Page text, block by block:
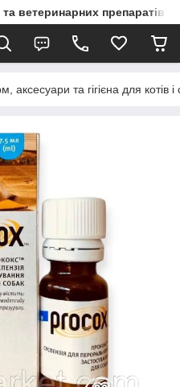
та ветеринарних препаратів
аксесуари та гігієна для котів і